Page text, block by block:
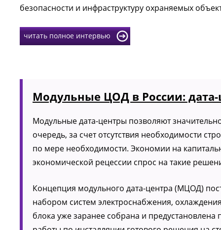
безопасности и инфраструктуру охраняемых
читать полное интервью
Модульные ЦОД в России: дата-
Модульные дата-центры позволяют
очередь, за счет отсутствия необходимости
по мере необходимости. Экономии на
экономической рецессии спрос на такие
Концепция модульного дата-центра (МЦОД)
набором систем электроснабжения,
блока уже заранее собрана и предустановлена